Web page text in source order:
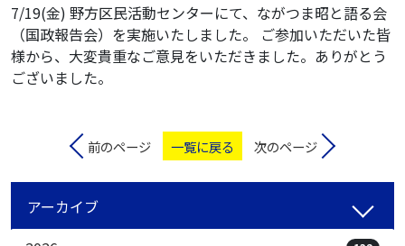
7/19(金) 野方区民活動センターにて、ながつま昭と語る会
（国政報告会）を実施いたしました。 ご参加いただいた皆
様から、大変貴重なご意見をいただきました。ありがとう
ございました。
前のページ 一覧に戻る 次のページ
アーカイブ